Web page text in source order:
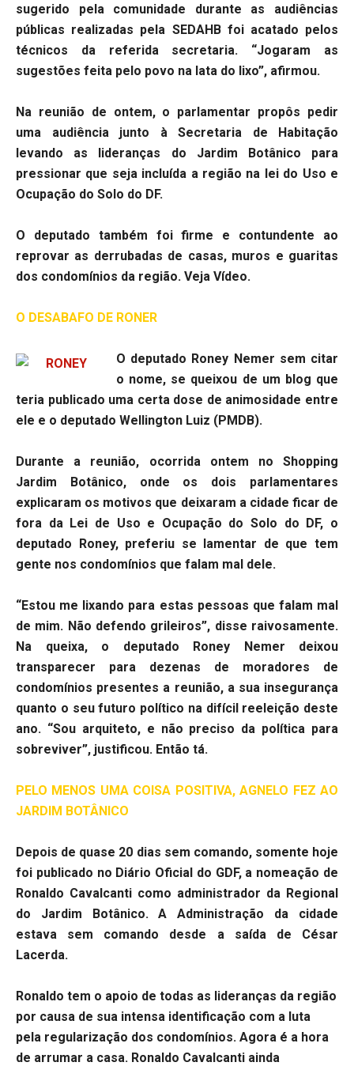
sugerido pela comunidade durante as audiências
públicas realizadas pela SEDAHB foi acatado pelos
técnicos da referida secretaria. “Jogaram as
sugestões feita pelo povo na lata do lixo”, afirmou.
Na reunião de ontem, o parlamentar propôs pedir
uma audiência junto à Secretaria de Habitação
levando as lideranças do Jardim Botânico para
pressionar que seja incluída a região na lei do Uso e
Ocupação do Solo do DF.
O deputado também foi firme e contundente ao
reprovar as derrubadas de casas, muros e guaritas
dos condomínios da região. Veja Vídeo.
O DESABAFO DE RONER
O deputado Roney Nemer sem citar
o nome, se queixou de um blog que
teria publicado uma certa dose de animosidade entre
ele e o deputado Wellington Luiz (PMDB).
Durante a reunião, ocorrida ontem no Shopping
Jardim Botânico, onde os dois parlamentares
explicaram os motivos que deixaram a cidade ficar de
fora da Lei de Uso e Ocupação do Solo do DF, o
deputado Roney, preferiu se lamentar de que tem
gente nos condomínios que falam mal dele.
“Estou me lixando para estas pessoas que falam mal
de mim. Não defendo grileiros”, disse raivosamente.
Na queixa, o deputado Roney Nemer deixou
transparecer para dezenas de moradores de
condomínios presentes a reunião, a sua insegurança
quanto o seu futuro político na difícil reeleição deste
ano. “Sou arquiteto, e não preciso da política para
sobreviver”, justificou. Então tá.
PELO MENOS UMA COISA POSITIVA, AGNELO FEZ AO
JARDIM BOTÂNICO
Depois de quase 20 dias sem comando, somente hoje
foi publicado no Diário Oficial do GDF, a nomeação de
Ronaldo Cavalcanti como administrador da Regional
do Jardim Botânico. A Administração da cidade
estava sem comando desde a saída de César
Lacerda.
Ronaldo tem o apoio de todas as lideranças da região
por causa de sua intensa identificação com a luta
pela regularização dos condomínios. Agora é a hora
de arrumar a casa. Ronaldo Cavalcanti ainda